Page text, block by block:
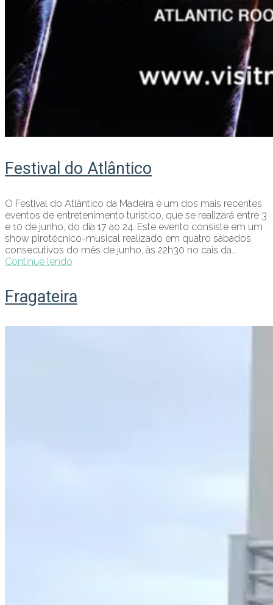
Festival do Atlântico
O Festival do Atlântico da Madeira é um dos mais recentes
eventos de entretenimento turístico, que se realizará entre 3
e 10 de junho, do dia 17 ao 24. Este evento consiste em um
show pirotécnico-musical realizado em quatro sábados
consecutivos do mês de junho, às 22h30 no cais da...
Continue lendo
Fragateira